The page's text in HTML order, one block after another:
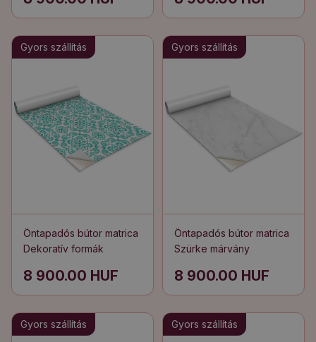
Gyors szállítás
Öntapadós bútor matrica
Dekoratív formák
8 900.00 HUF
Gyors szállítás
Öntapadós bútor matrica
Szürke márvány
8 900.00 HUF
Gyors szállítás Gyors szállítás